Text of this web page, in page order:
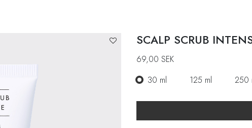
SCALP SCRUB
69,00 SEK
30 ml
125 ml 250